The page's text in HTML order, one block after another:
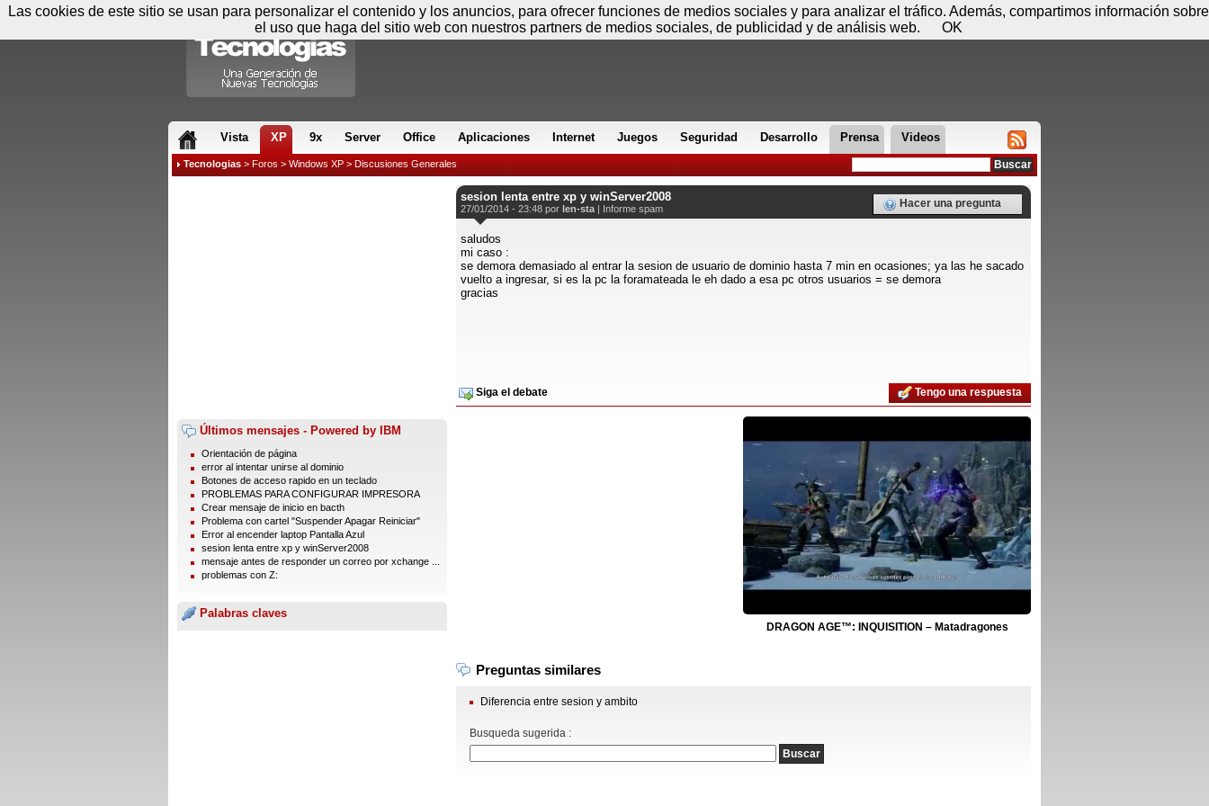
Vista XP 9x Server Office Aplicaciones Internet Juegos Seguridad Desarrollo Prensa Videos
Tecnologias > Foros > Windows XP > Discusiones Generales
Últimos mensajes - Powered by IBM
Orientación de página
error al intentar unirse al dominio
Botones de acceso rapido en un teclado
PROBLEMAS PARA CONFIGURAR IMPRESORA
Crear mensaje de inicio en bacth
Problema con cartel "Suspender Apagar Reiniciar"
Error al encender laptop Pantalla Azul
sesion lenta entre xp y winServer2008
mensaje antes de responder un correo por xchange ...
problemas con Z:
Palabras claves
sesion lenta entre xp y winServer2008
27/01/2014 - 23:48 por len-sta | Informe spam Hacer una pregunta
saludos
mi caso :
se demora demasiado al entrar la sesion de usuario de dominio hasta 7 min en ocasiones; ya las he sacado
vuelto a ingresar, si es la pc la foramateada le eh dado a esa pc otros usuarios = se demora
gracias
Siga el debate Tengo una respuesta
DRAGON AGE™: INQUISITION – Matadragones
Preguntas similares
Diferencia entre sesion y ambito
Busqueda sugerida :
Viernes 07 de agosto - 07:24 Registrar Conectar
Las cookies de este sitio se usan para personalizar el contenido y los anuncios, para ofrecer funciones de medios sociales y para analizar el tráfico. Además, compartimos información sobre
el uso que haga del sitio web con nuestros partners de medios sociales, de publicidad y de análisis web.
OK